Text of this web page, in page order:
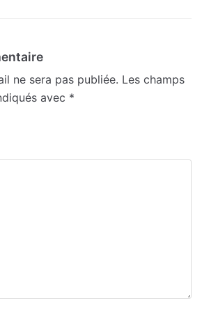
ne sera pas publiée. Les champs
avec *